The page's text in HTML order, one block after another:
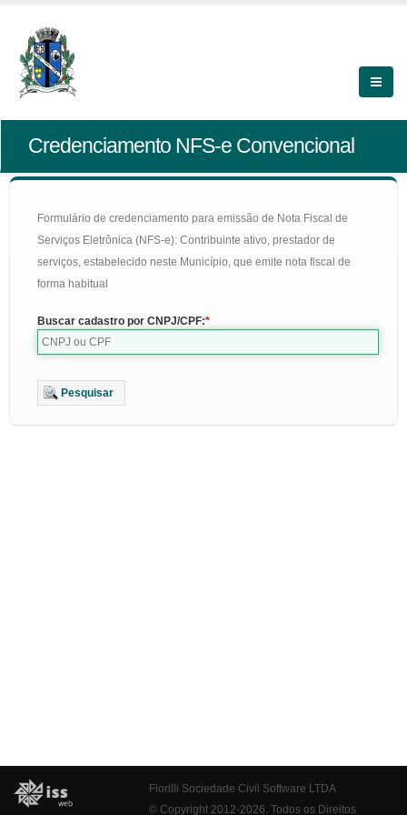
Credenciamento NFS-e Convencional
Formulário de credenciamento para emissão de Nota Fiscal de
Serviços Eletrônica (NFS-e): Contribuinte ativo, prestador de
serviços, estabelecido neste Município, que emite nota fiscal de
forma habitual
Buscar cadastro por CNPJ/CPF:
Pesquisar
Fiorilli Sociedade Civil Software LTDA
© Copyright 2012-2026. Todos os Direitos